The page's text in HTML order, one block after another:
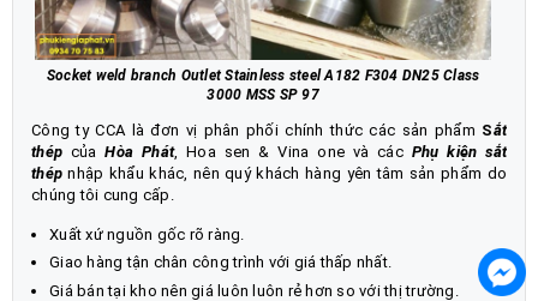
Socket weld branch Outlet Stainless steel A182 F304 DN25 Class
3000 MSS SP 97
Công ty CCA là đơn vị phân phối chính thức các sản phẩm Sắt
thép củaHòa Phát, Hoa sen & Vina one và các Phụ kiện sắt
thép nhập khẩu khác, nên quý khách hàng yên tâm sản phẩm do
chúng tôi cung cấp.
Xuất xứ nguồn gốc rõ ràng.
Giao hàng tận chân công trình với giá thấp nhất.
Giá bán tại kho nên giá luôn luôn rẻ hơn so với thị trường.